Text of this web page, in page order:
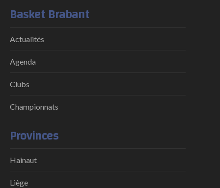
Basket Brabant
Actualités
Agenda
Clubs
Championnats
Provinces
Hainaut
Liège